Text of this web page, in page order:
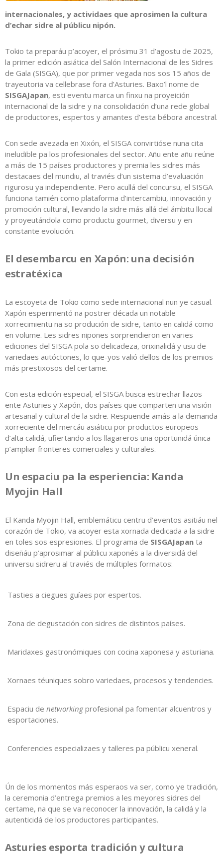
internacionales, y actividaes que aprosimen la cultura
d’echar sidre al públicu nipón.
Tokio ta preparáu p’acoyer, el prósimu 31 d’agostu de 2025,
la primer edición asiática del Salón Internacional de les Sidres
de Gala (SISGA), que por primer vegada nos sos 15 años de
trayeutoria va cellebrase fora d’Asturies. Baxo’l nome de
SISGAJapan, esti eventu marca un finxu na proyeición
internacional de la sidre y na consolidación d’una rede global
de productores, espertos y amantes d’esta bébora ancestral.
Con sede avezada en Xixón, el SISGA convirtióse nuna cita
ineludible pa los profesionales del sector. Añu ente añu reúne
a más de 15 países productores y premia les sidres más
destacaes del mundiu, al traviés d’un sistema d’evaluación
rigurosu ya independiente. Pero acullá del concursu, el SISGA
funciona tamién como plataforma d’intercambiu, innovación y
promoción cultural, llevando la sidre más allá del ámbitu llocal
y proyeutándola como productu gourmet, diversu y en
constante evolución.
El desembarcu en Xapón: una decisión
estratéxica
La escoyeta de Tokio como sede internacional nun ye casual.
Xapón esperimentó na postrer década un notable
xorrecimientu na so produción de sidre, tanto en calidá como
en volume. Les sidres nipones sorprendieron en varies
ediciones del SISGA pola so delicadeza, orixinalidá y usu de
variedaes autóctones, lo que-yos valió dellos de los premios
más prestixosos del certame.
Con esta edición especial, el SISGA busca estrechar llazos
ente Asturies y Xapón, dos países que comparten una visión
artesanal y cultural de la sidre. Respuende amás a la demanda
xorreciente del mercáu asiáticu por productos europeos
d’alta calidá, ufiertando a los llagareros una oportunidá única
p’ampliar fronteres comerciales y culturales.
Un espaciu pa la esperiencia: Kanda
Myojin Hall
El Kanda Myojin Hall, emblemáticu centru d’eventos asitiáu nel
corazón de Tokio, va acoyer esta xornada dedicada a la sidre
en toles sos espresiones. El programa de SISGAJapan ta
diseñáu p’aprosimar al públicu xaponés a la diversidá del
universu sidreru al traviés de múltiples formatos:
Tasties a ciegues guíaes por espertos.
Zona de degustación con sidres de distintos países.
Maridaxes gastronómiques con cocina xaponesa y asturiana.
Xornaes téuniques sobro variedaes, procesos y tendencies.
Espaciu de networking profesional pa fomentar alcuentros y
esportaciones.
Conferencies especializaes y talleres pa públicu xeneral.
Ún de los momentos más esperaos va ser, como ye tradición,
la ceremonia d’entrega premios a les meyores sidres del
certame, na que se va reconocer la innovación, la calidá y la
autenticidá de los productores participantes.
Asturies esporta tradición y cultura